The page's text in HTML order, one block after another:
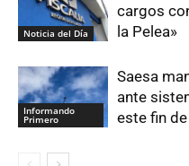
Noticia del Día
cargos
la Pelea»
Informando
Primero
Saesa
ante
este fin